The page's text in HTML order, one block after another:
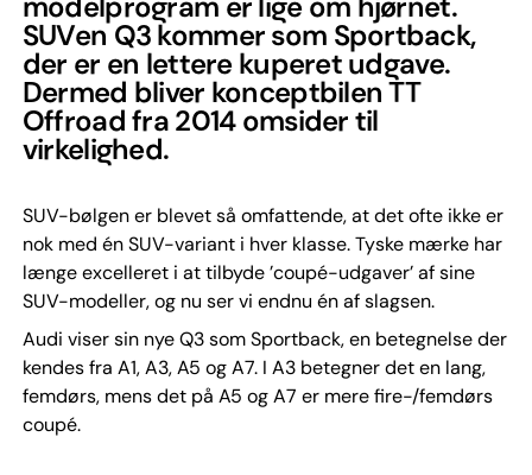
SUVen Q3 kommer som Sportback,
der er en lettere kuperet udgave.
Dermed bliver konceptbilen TT
Offroad fra 2014 omsider til
virkelighed.
SUV-bølgen er blevet så omfattende, at det ofte ikke er
nok med én SUV-variant i hver klasse. Tyske mærke har
længe excelleret i at tilbyde ’coupé-udgaver’ af sine
SUV-modeller, og nu ser vi endnu én af slagsen.
Audi viser sin nye Q3 som Sportback, en betegnelse der
kendes fra A1, A3, A5 og A7. I A3 betegner det en lang,
femdørs, mens det på A5 og A7 er mere fire-/femdørs
coupé.